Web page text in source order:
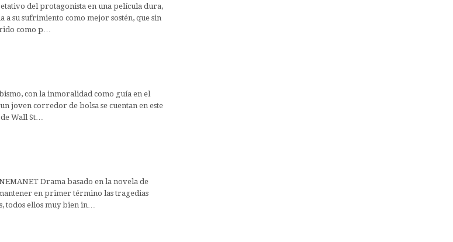
del protagonista en una película dura,
su sufrimiento como mejor sostén, que sin
como p…
con la inmoralidad como guía en el
joven corredor de bolsa se cuentan en este
Wall St…
Drama basado en la novela de
en primer término las tragedias
todos ellos muy bien in…